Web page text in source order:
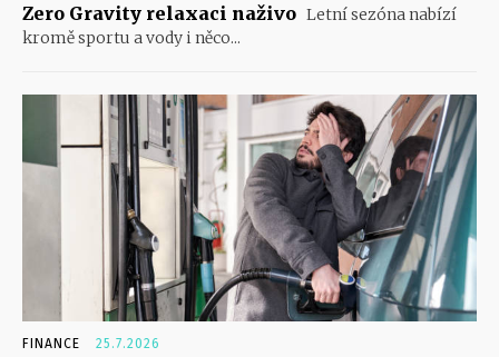
Zero Gravity relaxaci naživo Letní sezóna nabízí
kromě sportu a vody i něco...
FINANCE 25.7.2026